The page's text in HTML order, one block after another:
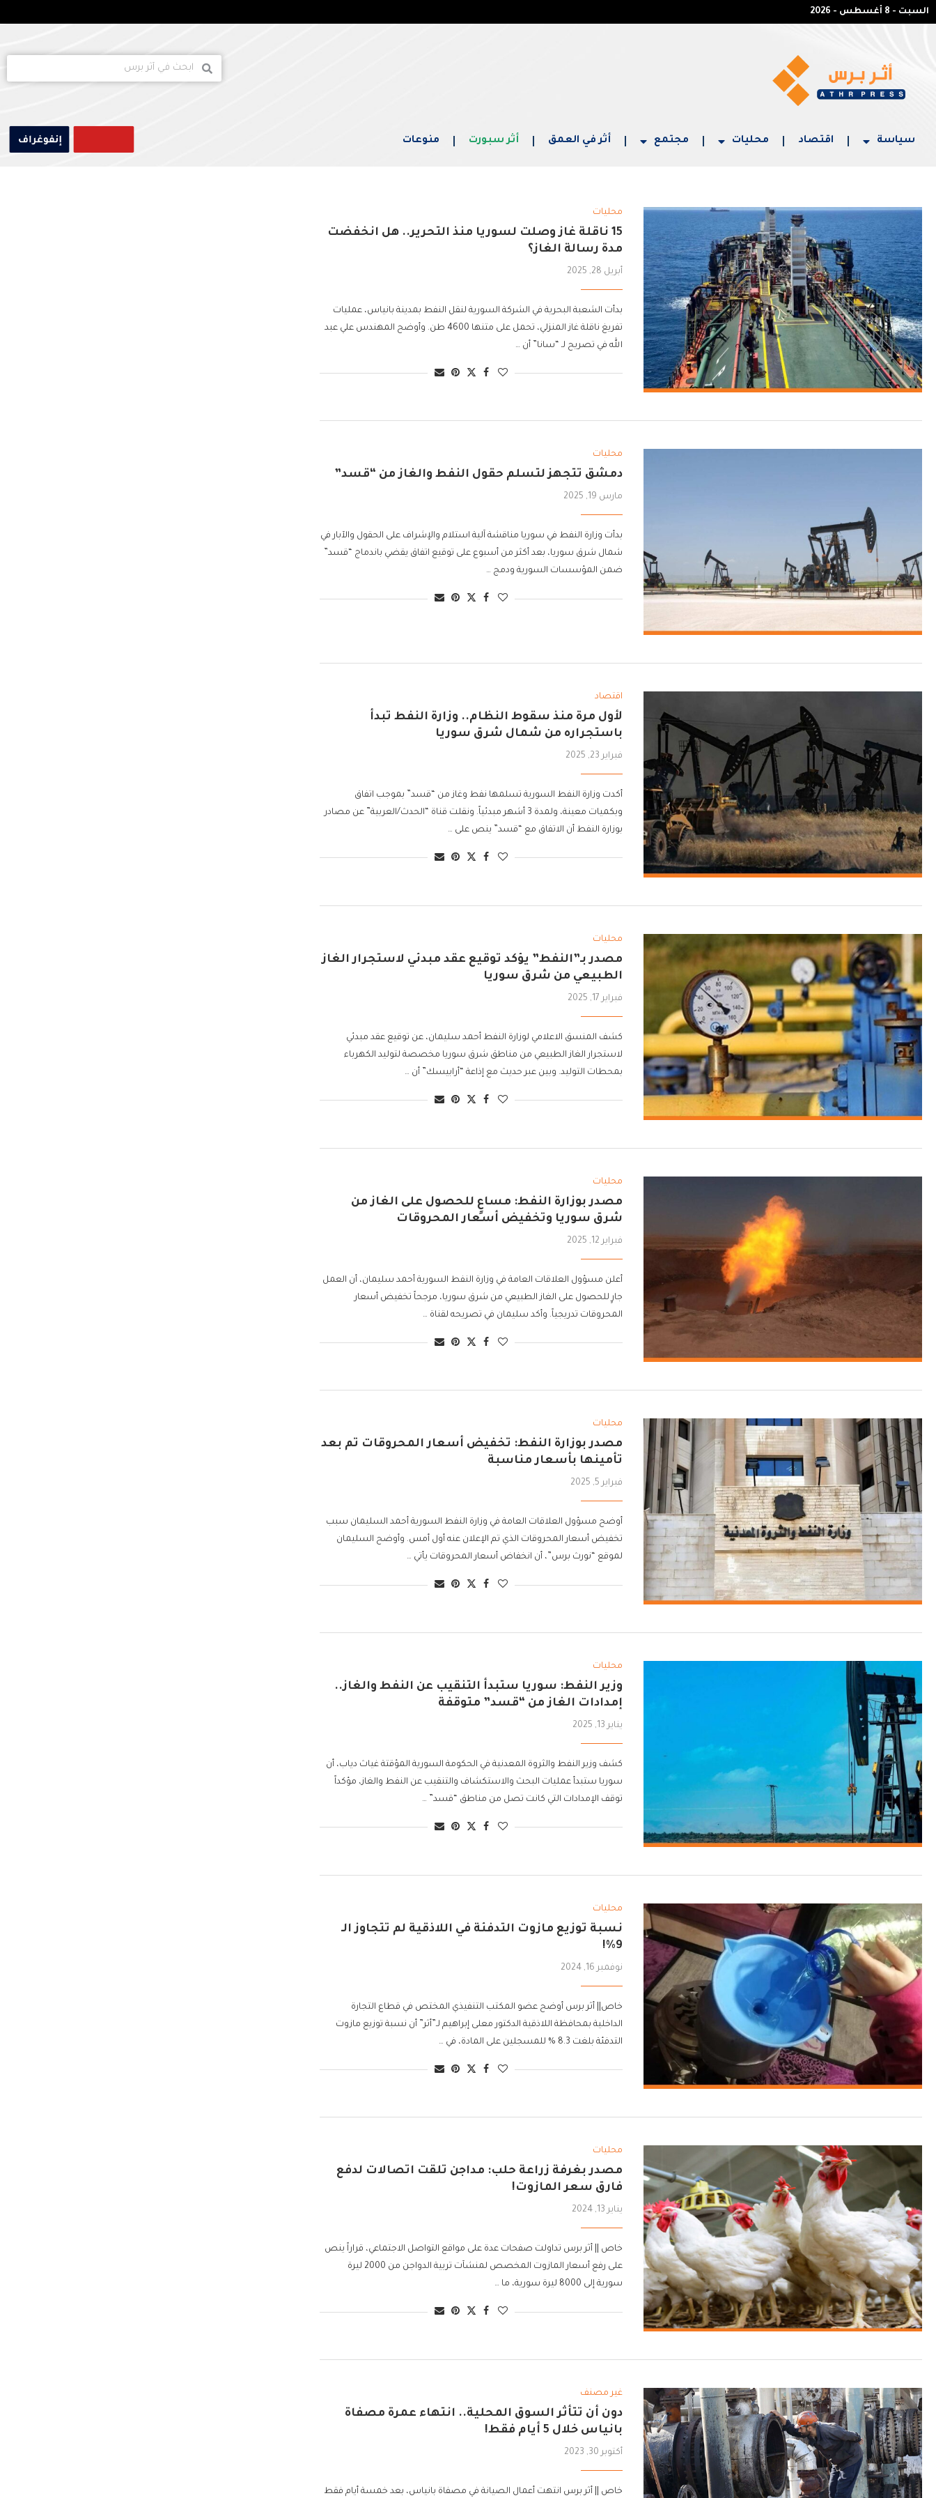
السبت - 8 أغسطس - 2026
سياسة اقتصاد محليات مجتمع أثر في العمق أثر سبورت منوعات
محليات
15 ناقلة غاز وصلت لسوريا منذ التحرير.. هل انخفضت
مدة رسالة الغاز؟
أبريل 28, 2025
بدأت الشعبة البحرية في الشركة السورية لنقل النفط بمدينة بانياس، عمليات
تفريغ ناقلة غاز المنزلي، تحمل على متنها 4600 طن. وأوضح المهندس علي عبد
الله في تصريح لـ “سانا” أن …
محليات
دمشق تتجهز لتسلم حقول النفط والغاز من “قسد”
مارس 19, 2025
بدأت وزارة النفط في سوريا مناقشة آلية استلام والإشراف على الحقول والآبار في
شمال شرق سوريا، بعد أكثر من أسبوع على توقيع اتفاق يقضي باندماج “قسد”
ضمن المؤسسات السورية ودمج …
اقتصاد
لأول مرة منذ سقوط النظام.. وزارة النفط تبدأ
باستجراره من شمال شرق سوريا
فبراير 23, 2025
أكدت وزارة النفط السورية تسلمها نفط وغاز من “قسد” بموجب اتفاق
وبكميات معينة، ولمدة 3 أشهر مبدئياً. ونقلت قناة “الحدث/العربية” عن مصادر
بوزارة النفط أن الاتفاق مع “قسد” ينص على …
محليات
مصدر بـ”النفط” يؤكد توقيع عقد مبدئي لاستجرار الغاز
الطبيعي من شرق سوريا
فبراير 17, 2025
كشف المنسق الاعلامي لوزارة النفط أحمد سليمان، عن توقيع عقد مبدئي
لاستجرار الغاز الطبيعي من مناطق شرق سوريا مخصصة لتوليد الكهرباء
بمحطات التوليد. وبين عبر حديث مع إذاعة “أرابيسك” أن …
محليات
مصدر بوزارة النفط: مساعٍ للحصول على الغاز من
شرق سوريا وتخفيض أسعار المحروقات
فبراير 12, 2025
أعلن مسؤول العلاقات العامة في وزارة النفط السورية أحمد سليمان، أن العمل
جارٍ للحصول على الغاز الطبيعي من شرق سوريا، مرجحاً تخفيض أسعار
المحروقات تدريجياً. وأكد سليمان في تصريحه لقناة …
محليات
مصدر بوزارة النفط: تخفيض أسعار المحروقات تم بعد
تأمينها بأسعار مناسبة
فبراير 5, 2025
أوضح مسؤول العلاقات العامة في وزارة النفط السورية أحمد السليمان سبب
تخفيض أسعار المحروقات الذي تم الإعلان عنه أول أمس. وأوضح السليمان
لموقع “نورث برس”، أن انخفاض أسعار المحروقات يأتي …
محليات
وزير النفط: سوريا ستبدأ التنقيب عن النفط والغاز..
إمدادات الغاز من “قسد” متوقفة
يناير 13, 2025
كشف وزير النفط والثروة المعدنية في الحكومة السورية المؤقتة غياث دياب، أن
سوريا ستبدأ عمليات البحث والاستكشاف والتنقيب عن النفط والغاز، مؤكداً
توقف الإمدادات التي كانت تصل من مناطق “قسد” …
محليات
نسبة توزيع مازوت التدفئة في اللاذقية لم تتجاوز الـ
9%!
نوفمبر 16, 2024
خاص|| أثر برس أوضح عضو المكتب التنفيذي المختص في قطاع التجارة
الداخلية بمحافظة اللاذقية الدكتور معلى إبراهيم لـ”أثر” أن نسبة توزيع مازوت
التدفئة بلغت 8.3 % للمسجلين على المادة، في …
محليات
مصدر بغرفة زراعة حلب: مداجن تلقت اتصالات لدفع
فارق سعر المازوت!
يناير 13, 2024
خاص || أثر برس تداولت صفحات عدة على مواقع التواصل الاجتماعي، قراراً ينص
على رفع أسعار المازوت المخصص لمنشآت تربية الدواجن من 2000 ليرة
سورية إلى 8000 ليرة سورية، ما …
غير مصنف
دون أن تتأثر السوق المحلية.. انتهاء عمرة مصفاة
بانياس خلال 5 أيام فقط!
أكتوبر 30, 2023
خاص || أثر برس انتهت أعمال الصيانة في مصفاة بانياس، بعد خمسة أيام فقط